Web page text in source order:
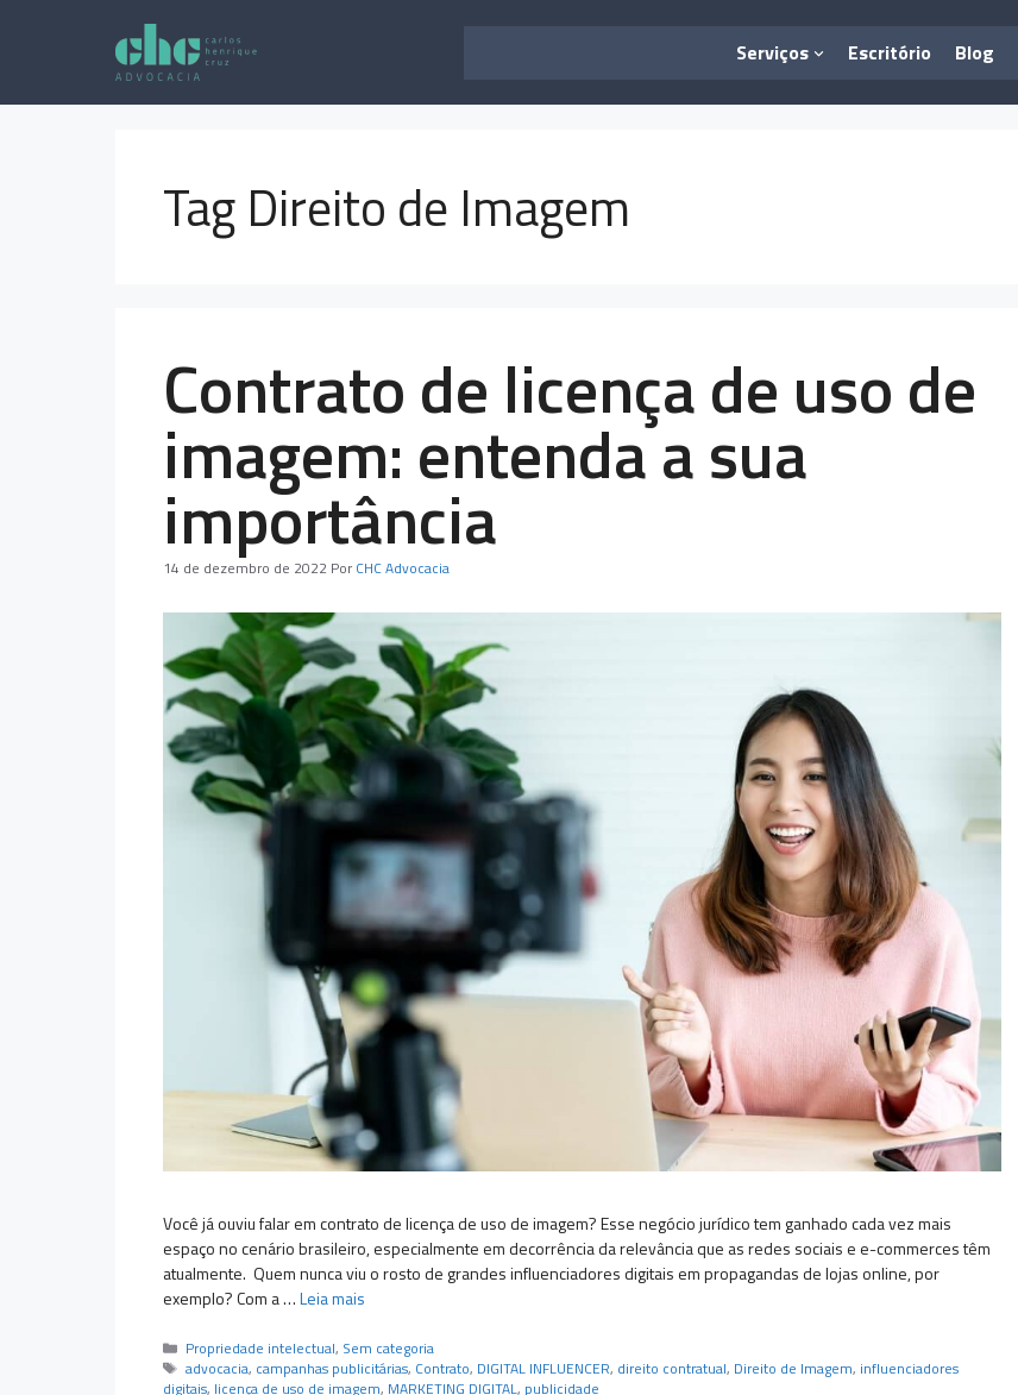
Serviços Escritório Blog
Tag Direito de Imagem
Contrato de licença de uso de
imagem: entenda a sua
importância
14 de dezembro de 2022 Por CHC Advocacia
Você já ouviu falar em contrato de licença de uso de imagem? Esse negócio jurídico tem ganhado cada vez mais
espaço no cenário brasileiro, especialmente em decorrência da relevância que as redes sociais e e-commerces têm
atualmente. Quem nunca viu o rosto de grandes influenciadores digitais em propagandas de lojas online, por
exemplo? Com a …Leia mais
Categorias
Propriedade intelectual, Sem categoria
Tags
advocacia, campanhas publicitárias, Contrato, DIGITAL INFLUENCER, direito contratual, Direito de Imagem, influenciadores
digitais, licença de uso de imagem, MARKETING DIGITAL, publicidade